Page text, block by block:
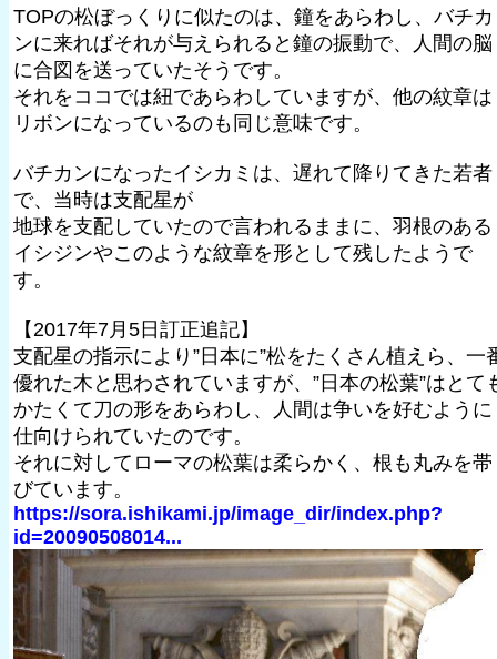
TOPの松ぼっくりに似たのは、鐘をあらわし、バチカ
ンに来ればそれが与えられると鐘の振動で、人間の脳
に合図を送っていたそうです。
それをココでは紐であらわしていますが、他の紋章は
リボンになっているのも同じ意味です。
バチカンになったイシカミは、遅れて降りてきた若者
で、当時は支配星が
地球を支配していたので言われるままに、羽根のある
イシジンやこのような紋章を形として残したようで
す。
【2017年7月5日訂正追記】
支配星の指示により”日本に”松をたくさん植えら、一
優れた木と思わされていますが、”日本の松葉”はとて
かたくて刀の形をあらわし、人間は争いを好むように
仕向けられていたのです。
それに対してローマの松葉は柔らかく、根も丸みを帯
びています。
https://sora.ishikami.jp/image_dir/index.php?
id=20090508014...